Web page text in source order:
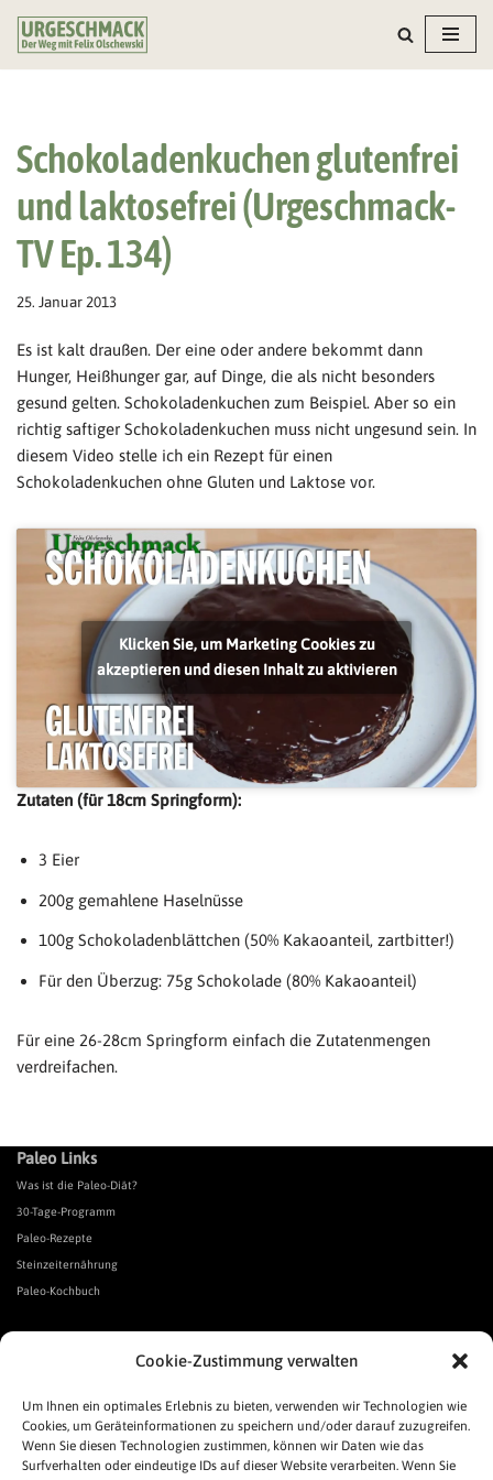
Cookie-Zustimmung verwalten
Um Ihnen ein optimales Erlebnis zu bieten, verwenden wir Technologien wie
Cookies, um Geräteinformationen zu speichern und/oder darauf zuzugreifen.
Wenn Sie diesen Technologien zustimmen, können wir Daten wie das
Surfverhalten oder eindeutige IDs auf dieser Website verarbeiten. Wenn Sie
Zum
Schokoladenkuchen glutenfrei
und laktosefrei (Urgeschmack-
TV Ep. 134)
25. Januar 2013
Es ist kalt draußen. Der eine oder andere bekommt dann
Hunger, Heißhunger gar, auf Dinge, die als nicht besonders
gesund gelten. Schokoladenkuchen zum Beispiel. Aber so ein
richtig saftiger Schokoladenkuchen muss nicht ungesund sein. In
diesem Video stelle ich ein Rezept für einen
Schokoladenkuchen ohne Gluten und Laktose vor.
Klicken Sie, um Marketing Cookies zu
akzeptieren und diesen Inhalt zu aktivieren
Zutaten (für 18cm Springform):
3 Eier
200g gemahlene Haselnüsse
100g Schokoladenblättchen (50% Kakaoanteil, zartbitter!)
Für den Überzug: 75g Schokolade (80% Kakaoanteil)
Für eine 26-28cm Springform einfach die Zutatenmengen
verdreifachen.
Paleo Links
Was ist die Paleo-Diät?
30-Tage-Programm
Paleo-Rezepte
Steinzeiternährung
Paleo-Kochbuch
*Affiliate Link. Als Partner verschiedener Unternehmen verdiene ich an qualifizierten Verkäufen.
Urgeschmack-Empfehlungen
Urgeschmack-Shop
Was ist Urgeschmack?